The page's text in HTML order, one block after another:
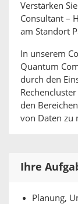
Verstärken
Consultant –
am Standort
In unserem
Quantum
durch den
den
von Daten zu
Ihre
Planung,